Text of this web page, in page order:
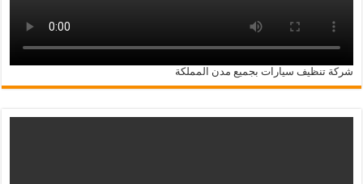
شركة تنظيف سيارات بجميع مدن المملكة